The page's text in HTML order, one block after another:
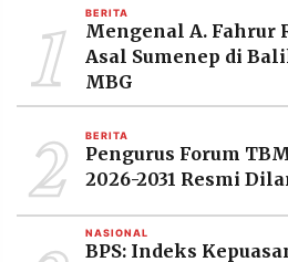
1 BERITA
Mengenal A. Fahrur
Asal Sumenep di
MBG
2 BERITA
Pengurus Forum
2026-2031 Resmi
NASIONAL
BPS: Indeks